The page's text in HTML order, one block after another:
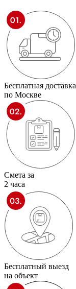
Бесплатная доставка
по Москве
Смета за
2 часа
Бесплатный выезд
на объект